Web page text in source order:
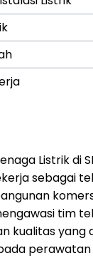
Listrik
sebagai
tim
kualitas yang